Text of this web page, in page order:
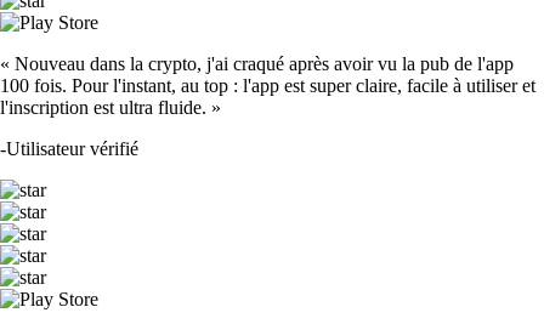
« Nouveau dans la crypto, j'ai craqué après avoir vu la pub de l'app
100 fois. Pour l'instant, au top : l'app est super claire, facile à utiliser et
l'inscription est ultra fluide. »
-Utilisateur vérifié